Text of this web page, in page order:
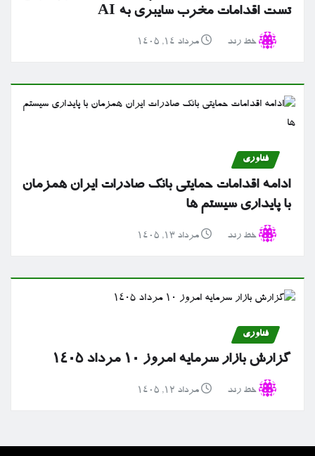
تست اقدامات مخرب سایبری به AI
خط رند مرداد ۱۴, ۱۴۰۵
فناوری
ادامه اقدامات حمایتی بانک صادرات ایران همزمان
با پایداری سیستم ها
خط رند مرداد ۱۳, ۱۴۰۵
فناوری
گزارش بازار سرمایه امروز ۱۰ مرداد ۱۴۰۵
خط رند مرداد ۱۲, ۱۴۰۵